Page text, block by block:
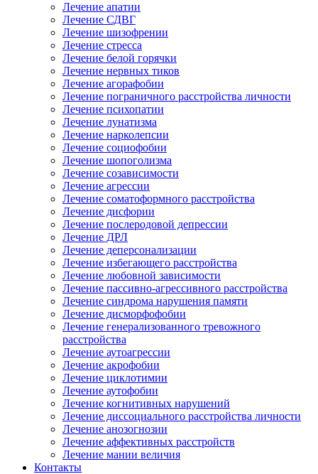
Лечение апатии
Лечение СДВГ
Лечение шизофрении
Лечение стресса
Лечение белой горячки
Лечение нервных тиков
Лечение агорафобии
Лечение пограничного расстройства личности
Лечение психопатии
Лечение лунатизма
Лечение нарколепсии
Лечение социофобии
Лечение шопоголизма
Лечение созависимости
Лечение агрессии
Лечение соматоформного расстройства
Лечение дисфории
Лечение послеродовой депрессии
Лечение ДРЛ
Лечение деперсонализации
Лечение избегающего расстройства
Лечение любовной зависимости
Лечение пассивно-агрессивного расстройства
Лечение синдрома нарушения памяти
Лечение дисморфофобии
Лечение генерализованного тревожного
расстройства
Лечение аутоагрессии
Лечение акрофобии
Лечение циклотимии
Лечение аутофобии
Лечение когнитивных нарушений
Лечение диссоциального расстройства личности
Лечение анозогнозии
Лечение аффективных расстройств
Лечение мании величия
Контакты